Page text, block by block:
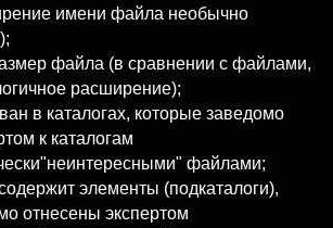
имени файла необычно
файла (в сравнении с файлами,
расширение);
в каталогах, которые заведомо
к каталогам
файлами;
элементы (подкаталоги),
отнесены экспертом